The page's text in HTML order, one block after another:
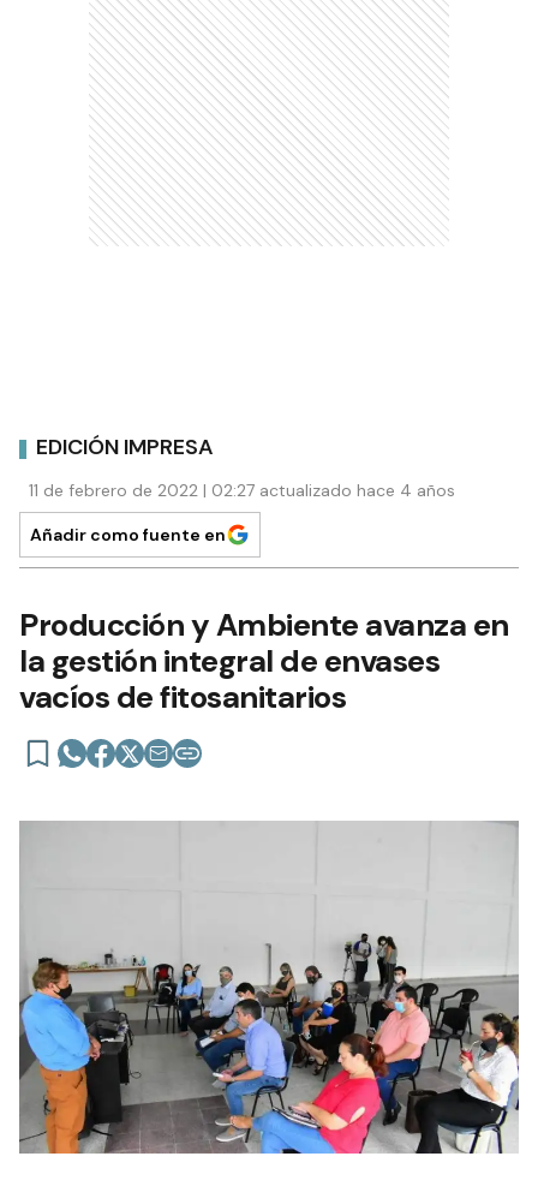
EDICIÓN IMPRESA
11 de febrero de 2022 | 02:27 actualizado hace 4 años
Añadir como fuente en
Producción y Ambiente avanza en
la gestión integral de envases
vacíos de fitosanitarios